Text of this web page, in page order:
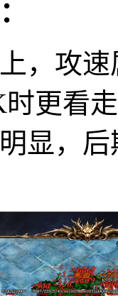
，攻
更看
显，